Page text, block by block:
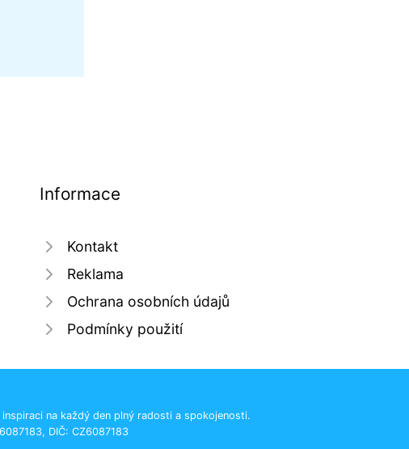
Informace
Kontakt
Reklama
Ochrana osobních údajů
Podmínky použití
na každý den plný radosti a spokojenosti.
DIČ: CZ6087183